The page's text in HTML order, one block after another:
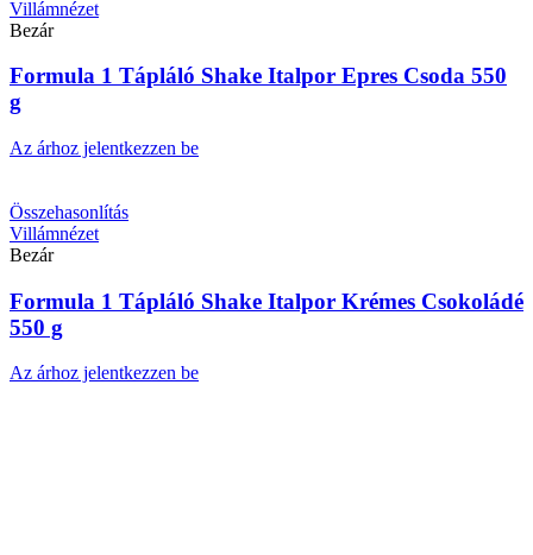
Villámnézet
Bezár
Formula 1 Tápláló Shake Italpor Epres Csoda 550
g
Az árhoz jelentkezzen be
Összehasonlítás
Villámnézet
Bezár
Formula 1 Tápláló Shake Italpor Krémes Csokoládé
550 g
Az árhoz jelentkezzen be